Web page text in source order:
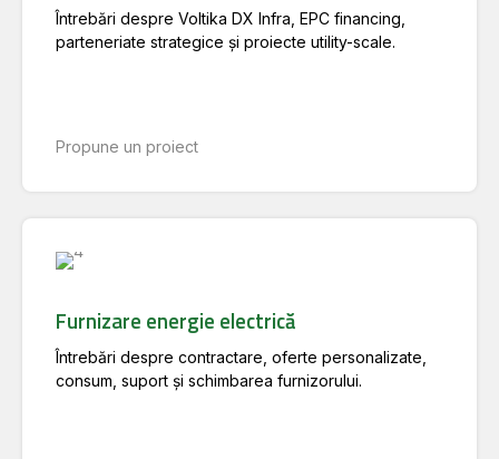
Întrebări despre Voltika DX Infra, EPC financing,
parteneriate strategice și proiecte utility-scale.
Propune un proiect
Furnizare energie electrică
Întrebări despre contractare, oferte personalizate,
consum, suport și schimbarea furnizorului.